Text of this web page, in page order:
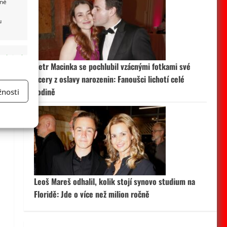
aktivní
Petr Macinka se pochlubil vzácnými fotkami své
dcery z oslavy narozenin: Fanoušci lichotí celé
rodině
Leoš Mareš odhalil, kolik stojí synovo studium na
Floridě: Jde o více než milion ročně